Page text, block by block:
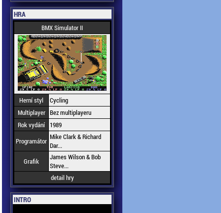
HRA
BMX Simulator II
Herní styl
Cycling
Multiplayer Bez multiplayeru
Rok vydání
1989
Programátor Mike Clark & Richard
Dar...
Grafik
James Wilson & Bob
Steve...
detail hry
INTRO